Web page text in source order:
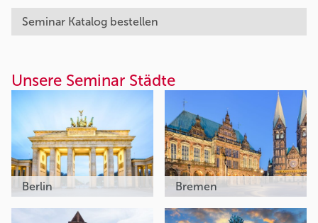
Seminar Katalog bestellen
Unsere Seminar Städte
Berlin Bremen